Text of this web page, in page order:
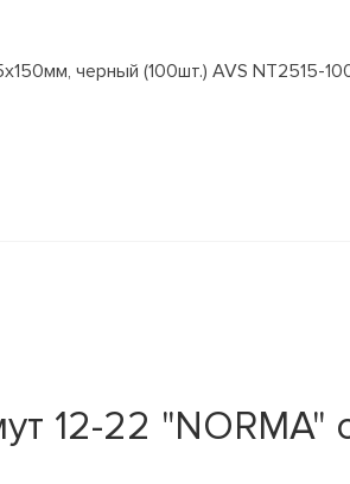
черный (100шт.) AVS NT2515-
12-22 "NORMA"